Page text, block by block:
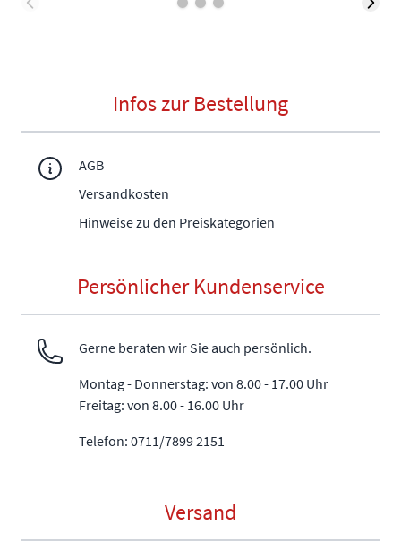
Infos zur Bestellung
AGB
Versandkosten
Hinweise zu den Preiskategorien
Persönlicher Kundenservice
Gerne beraten wir Sie auch persönlich.
Montag - Donnerstag: von 8.00 - 17.00 Uhr
Freitag: von 8.00 - 16.00 Uhr
Telefon: 0711/7899 2151
Versand